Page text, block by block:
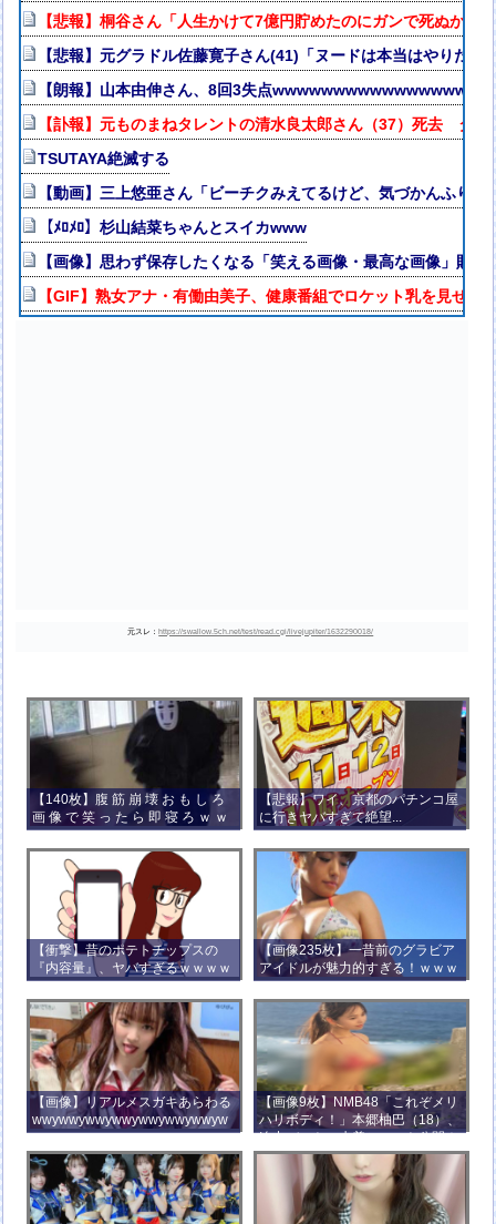
【悲報】桐谷さん「人生かけて7億円貯めたのにガンで死ぬかも
【悲報】元グラドル佐藤寛子さん(41)「ヌードは本当はやりたく
【朗報】山本由伸さん、8回3失点
【訃報】元ものまねタレントの清水良太郎さん（37）死去 タ
TSUTAYA絶滅する
【動画】三上悠亜さん「ビーチクみえてるけど、気づかんふりし
【ﾒﾛﾒﾛ】杉山結菜ちゃんとスイカwww
【画像】思わず保存したくなる「笑える画像・最高な画像」貼っ
【GIF】熟女アナ・有働由美子、健康番組でロケット乳を見せつ
元スレ： https://swallow.5ch.net/test/read.cgi/livejupiter/1632290018/
【140枚】腹 筋 崩 壊 お も し ろ
画 像 で 笑 っ た ら 即 寝 ろ ｗ ｗ
ｗ ｗ ｗ ｗ ｗ ｗ ｗ ｗ ｗ ｗ
【悲報】ワイ、京都のパチンコ屋
に行きヤバすぎて絶望...
【衝撃】昔のポテトチップスの
『内容量』、ヤバすぎるｗｗｗｗ
ｗｗｗｗ
【画像235枚】一昔前のグラビア
アイドルが魅力的すぎる！ｗｗｗ
【画像】リアルメスガキあらわる
wwywwywwywwywwywwywwyw
wywwy
【画像9枚】NMB48「これぞメリ
ハリボディ！」本郷柚巴（18）、
迫力バストの水着ショット公開！